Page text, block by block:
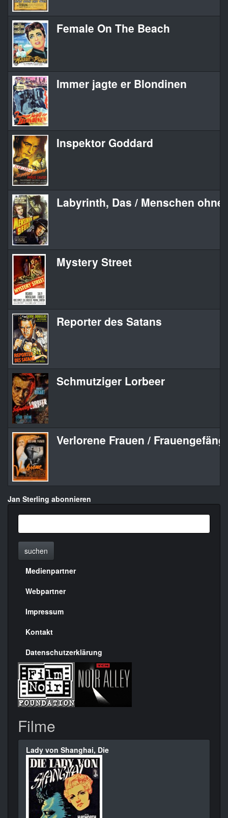
Female On The Beach
Immer jagte er Blondinen
Inspektor Goddard
Labyrinth, Das / Menschen ohne
Mystery Street
Reporter des Satans
Schmutziger Lorbeer
Verlorene Frauen /
Jan Sterling abonnieren
suchen
Menülinks
rechte
Seite
Medienpartner
Webpartner
Impressum
Kontakt
Datenschutzerklärung
Filme
Lady von Shanghai, Die